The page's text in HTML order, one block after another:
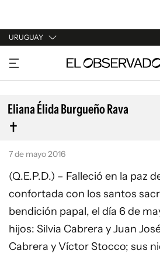
URUGUAY
URUGUAY
ARGENTINA
ESPAÑA
ESTADOS UNIDOS
Eliana Élida Burgueño Rava
7 de mayo 2016
(Q.E.P.D.) – Falleció en la paz
confortada con los santos
bendición papal, el día 6 de
hijos: Silvia Cabrera y Juan
Cabrera y Víctor Stocco; sus